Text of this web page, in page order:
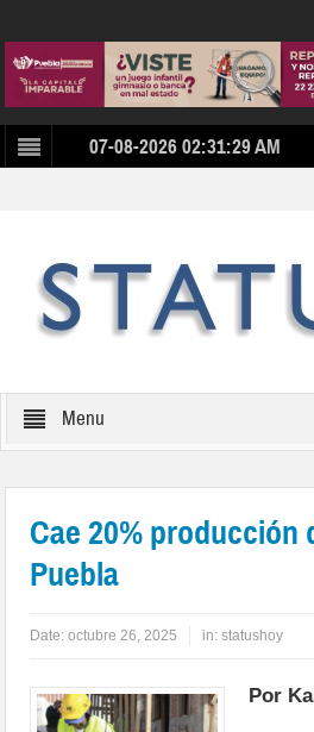
07-08-2026 02:31:29 AM
Menu
Cae 20% producción
Puebla
Date:octubre 26, 2025 in:statushoy
Por